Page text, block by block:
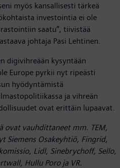
myös kansallisesti tärkeä
investointia ei ole
saatu”, tiivistää
johtaja Pasi Lehtinen.
digivihreään kysyntään
Europe pyrkii nyt ripeästi
hyödyntämistä
ja vihreän
ovat erittäin lupaavat.
ovat vauhdittaneet mm. TEM,
Siemens Osakeyhtiö, Fingrid,
Lidl, Sinebrychoff, Sello,
Hullu Poro ja VR.